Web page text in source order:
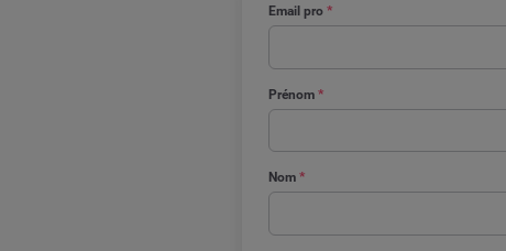
Email pro *
Prénom *
Nom *